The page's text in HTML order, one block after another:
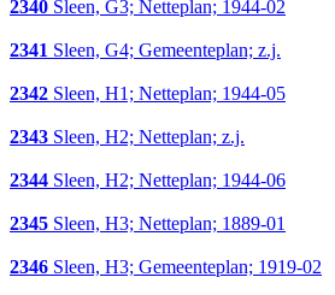
2340 Sleen, G3; Netteplan; 1944-02
2341 Sleen, G4; Gemeenteplan; z.j.
2342 Sleen, H1; Netteplan; 1944-05
2343 Sleen, H2; Netteplan; z.j.
2344 Sleen, H2; Netteplan; 1944-06
2345 Sleen, H3; Netteplan; 1889-01
2346 Sleen, H3; Gemeenteplan; 1919-02